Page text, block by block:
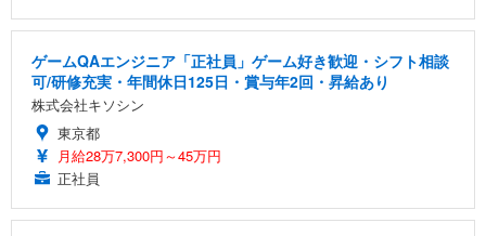
ゲームQAエンジニア「正社員」ゲーム好き歓迎・シフト相談
可/研修充実・年間休日125日・賞与年2回・昇給あり
株式会社キソシン
東京都
月給28万7,300円～45万円
正社員